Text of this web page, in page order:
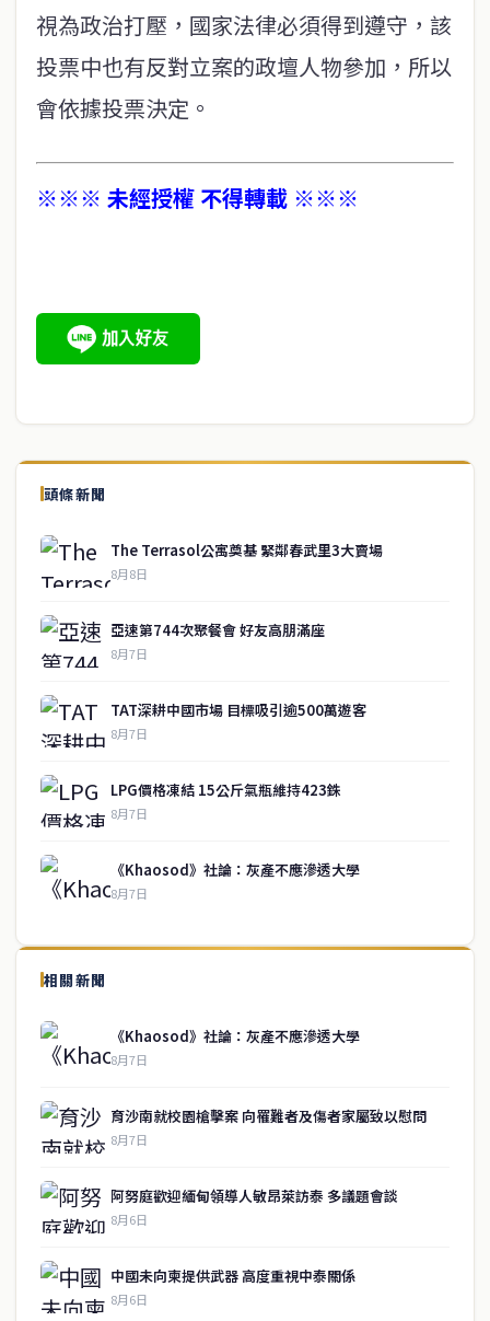
視為政治打壓，國家法律必須得到遵守，該
投票中也有反對立案的政壇人物參加，所以
會依據投票決定。
※※※ 未經授權 不得轉載 ※※※
頭條新聞
The Terrasol公寓奠基 緊鄰春武里3大賣場
8月8日
亞速第744次聚餐會 好友高朋滿座
8月7日
TAT深耕中國市場 目標吸引逾500萬遊客
8月7日
LPG價格凍結 15公斤氣瓶維持423銖
8月7日
《Khaosod》社論：灰產不應滲透大學
8月7日
相關新聞
《Khaosod》社論：灰產不應滲透大學
8月7日
育沙南就校園槍擊案 向罹難者及傷者家屬致以慰問
8月7日
阿努庭歡迎緬甸領導人敏昂萊訪泰 多議題會談
8月6日
中國未向柬提供武器 高度重視中泰關係
8月6日
泰國中文新聞（TCN）是一家總部設於曼谷的中文新聞媒體，致力於
供即時、客觀、多元的中文新聞內容。
快速連結
即時
政治
綜合
工商
service@thaichinesenews.com ↑ 回到頂端